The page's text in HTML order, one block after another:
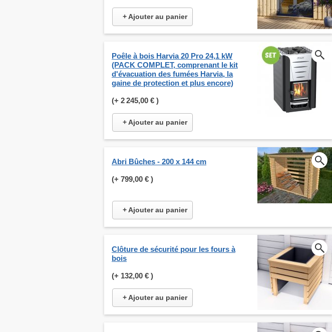
+ Ajouter au panier
Poêle à bois Harvia 20 Pro 24,1 kW
(PACK COMPLET, comprenant le kit
d'évacuation des fumées Harvia, la
gaine de protection et plus encore)
(+ 2 245,00 € )
+ Ajouter au panier
Abri Bûches - 200 x 144 cm
(+ 799,00 € )
+ Ajouter au panier
Clôture de sécurité pour les fours à
bois
(+ 132,00 € )
+ Ajouter au panier